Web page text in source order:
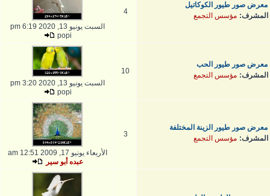
معرض صور طيور الكوكاتيل
المشرف: مؤسس التجمع
4
السبت يونيو 13, 2020 6:19 pm
popi
معرض صور طيور الحب
المشرف: مؤسس التجمع
10
السبت يونيو 13, 2020 3:20 pm
popi
معرض صور طيور الزينة المختلفة
المشرف: مؤسس التجمع 3
الأربعاء يونيو 17, 2009 12:51 am
عبده أبو سير